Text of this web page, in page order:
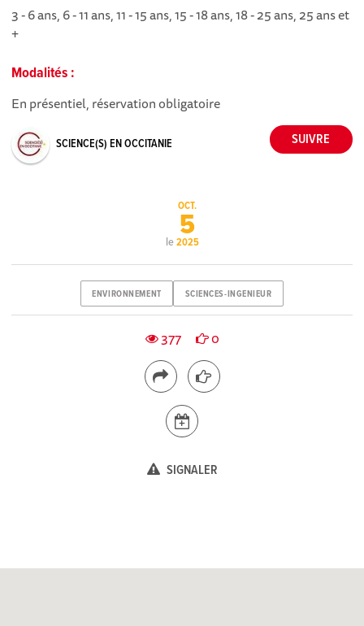
3 - 6 ans, 6 - 11 ans, 11 - 15 ans, 15 - 18 ans, 18 - 25 ans, 25 ans et
+
Modalités :
En présentiel, réservation obligatoire
SCIENCE(S) EN OCCITANIE
le
OCT.
5
2025
ENVIRONNEMENT SCIENCES-INGENIEUR
377 0
SIGNALER